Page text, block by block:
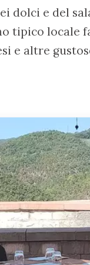
dolci e del
tipico locale
e altre